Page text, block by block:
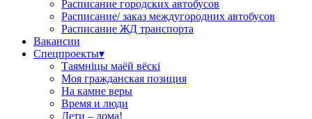
Расписание городских автобусов
Расписание/ заказ междугородних автобусов
Расписание ЖД транспорта
Вакансии
Спецпроекты▾
Таямніцы маёй вёскі
Моя гражданская позиция
На камне веры
Время и люди
Дети – дома!